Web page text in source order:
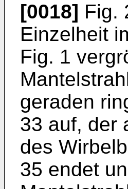
[0018] Fig.
Einzelheit
Fig. 1
geraden
33 auf, der
des
35 endet